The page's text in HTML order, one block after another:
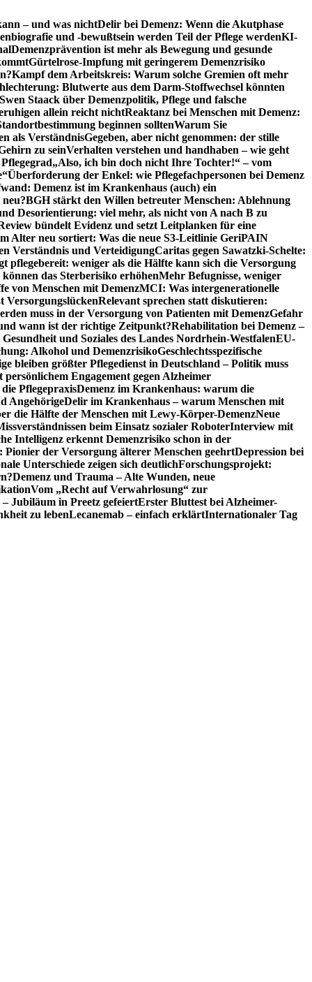
– und was nichtDelir bei Demenz: Wenn die Akutphase
und -bewußtsein werden Teil der Pflege werdenKI-
Demenzprävention ist mehr als Bewegung und gesunde
Gürtelrose-Impfung mit geringerem Demenzrisiko
Kampf dem Arbeitskreis: Warum solche Gremien oft mehr
Blutwerte aus dem Darm-Stoffwechsel könnten
Swen Staack über Demenzpolitik, Pflege und falsche
allein reicht nichtReaktanz bei Menschen mit Demenz:
beginnen solltenWarum Sie
als VerständnisGegeben, aber nicht genommen: der stille
zu seinVerhalten verstehen und handhaben – wie geht
„Also, ich bin doch nicht Ihre Tochter!“ – vom
Überforderung der Enkel: wie Pflegefachpersonen bei Demenz
Demenz ist im Krankenhaus (auch) ein
BGH stärkt den Willen betreuter Menschen: Ablehnung
Desorientierung: viel mehr, als nicht von A nach B zu
bündelt Evidenz und setzt Leitplanken für eine
Alter neu sortiert: Was die neue S3-Leitlinie GeriPAIN
Verständnis und VerteidigungCaritas gegen Sawatzki-Schelte:
pflegebereit: weniger als die Hälfte kann sich die Versorgung
das Sterberisiko erhöhenMehr Befugnisse, weniger
von Menschen mit DemenzMCI: Was intergenerationelle
VersorgungslückenRelevant sprechen statt diskutieren:
muss in der Versorgung von Patienten mit DemenzGefahr
wann ist der richtige Zeitpunkt?Rehabilitation bei Demenz –
und Soziales des Landes Nordrhein-WestfalenEU-
Alkohol und DemenzrisikoGeschlechtsspezifische
bleiben größter Pflegedienst in Deutschland – Politik muss
Engagement gegen Alzheimer
PflegepraxisDemenz im Krankenhaus: warum die
AngehörigeDelir im Krankenhaus – warum Menschen mit
die Hälfte der Menschen mit Lewy-Körper-DemenzNeue
beim Einsatz sozialer RoboterInterview mit
Intelligenz erkennt Demenzrisiko schon in der
der Versorgung älterer Menschen geehrtDepression bei
Unterschiede zeigen sich deutlichForschungsprojekt:
Demenz und Trauma – Alte Wunden, neue
Vom „Recht auf Verwahrlosung“ zur
Jubiläum in Preetz gefeiertErster Bluttest bei Alzheimer-
zu lebenLecanemab – einfach erklärtInternationaler Tag